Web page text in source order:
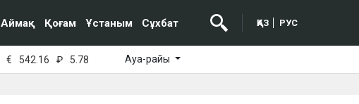
Аймақ Қоғам Ұстаным Сұхбат ҚАЗ РУС
€ 542.16 ₽ 5.78 Ауа-райы